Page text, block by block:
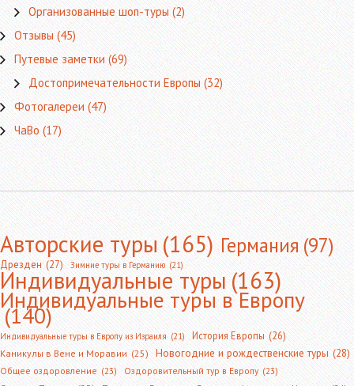
Организованные шоп-туры(2)
Отзывы(45)
Путевые заметки(69)
Достопримечательности Европы(32)
Фотогалереи(47)
ЧаВо(17)
Авторские туры(165) Германия(97)
Дрезден (27) Зимние туры в Германию (21)
Индивидуальные туры(163)
Индивидуальные туры в Европу
(140)
Индивидуальные туры в Европу из Израиля (21) История Европы (26)
Каникулы в Вене и Моравии (25) Новогодние и рождественские туры (28)
Общее оздоровление (23) Оздоровительный тур в Европу (23)